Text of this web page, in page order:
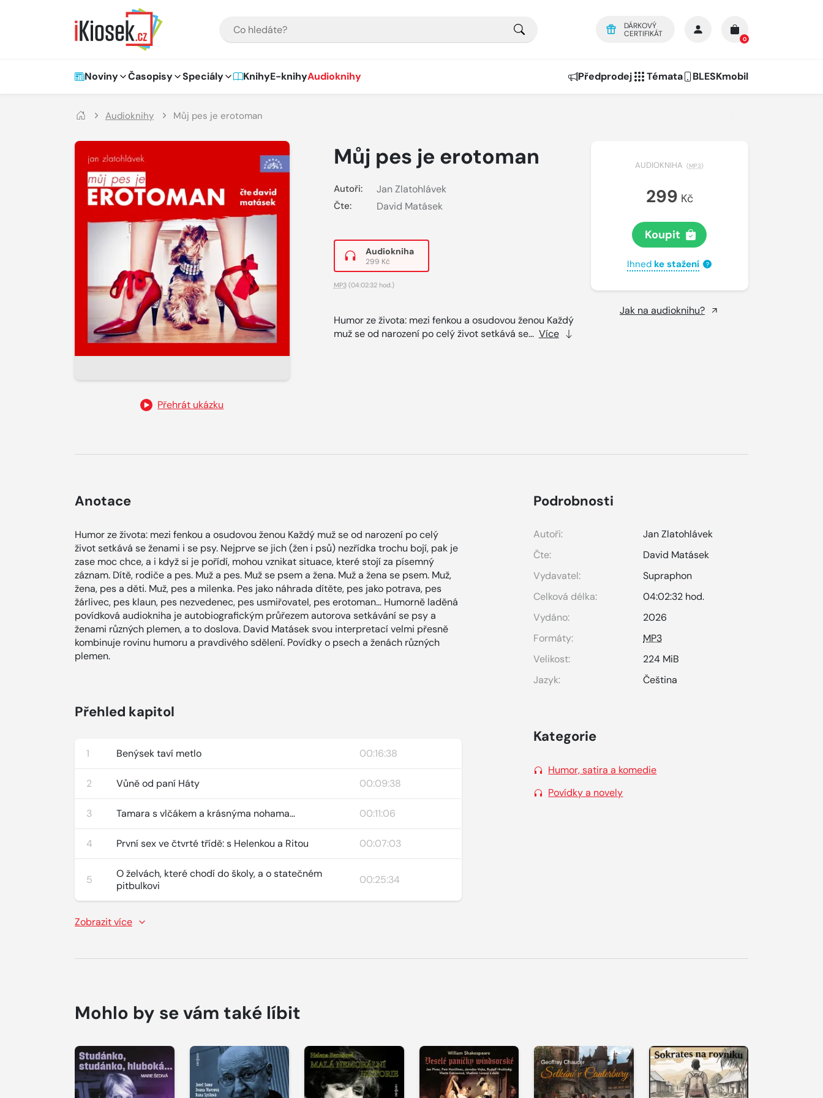
DÁRKOVÝ
CERTIFIKÁT
0
Hlavní navigace
Noviny Časopisy Speciály KnihyE-knihyAudioknihy Předprodej Témata BLESKmobil
Audioknihy Můj pes je erotoman
Přehrát ukázku
Můj pes je erotoman
Autoři: Jan Zlatohlávek
Čte: David Matásek
Audiokniha
299 Kč
MP3(04:02:32 hod.)
Humor ze života: mezi fenkou a osudovou ženou Každý
muž se od narození po celý život setkává se... Více
AUDIOKNIHA (MP3)
299 Kč
Koupit
Ihned ke stažení ?
Jak na audioknihu?
Anotace
Humor ze života: mezi fenkou a osudovou ženou Každý muž se od narození po celý
život setkává se ženami i se psy. Nejprve se jich (žen i psů) nezřídka trochu bojí, pak je
zase moc chce, a i když si je pořídí, mohou vznikat situace, které stojí za písemný
záznam. Dítě, rodiče a pes. Muž a pes. Muž se psem a žena. Muž a žena se psem. Muž,
žena, pes a děti. Muž, pes a milenka. Pes jako náhrada dítěte, pes jako potrava, pes
žárlivec, pes klaun, pes nezvedenec, pes usmiřovatel, pes erotoman… Humorně laděná
povídková audiokniha je autobiografickým průřezem autorova setkávání se psy a
ženami různých plemen, a to doslova. David Matásek svou interpretací velmi přesně
kombinuje rovinu humoru a pravdivého sdělení. Povídky o psech a ženách různých
plemen.
Přehled kapitol
1 Benýsek taví metlo 00:16:38
2 Vůně od paní Háty 00:09:38
3 Tamara s vlčákem a krásnýma nohama… 00:11:06
4 První sex ve čtvrté třídě: s Helenkou a Ritou 00:07:03
5
O želvách, které chodí do školy, a o statečném
pitbulkovi
00:25:34
Zobrazit více
Podrobnosti
Autoři:
Jan Zlatohlávek
Čte:
David Matásek
Vydavatel:
Supraphon
Celková délka:
04:02:32 hod.
Vydáno:
2026
Formáty:
MP3
Velikost:
224 MiB
Jazyk:
Čeština
Kategorie
Humor, satira a komedie
Povídky a novely
Mohlo by se vám také líbit
Přehrát
ukázku
Přehrát
ukázku
Přehrát
ukázku
Přehrát
ukázku
Přehrát
ukázku